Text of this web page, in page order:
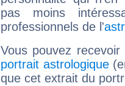
pas moins
professionnels de l'
Vous pouvez
portrait astrologique
que cet extrait du